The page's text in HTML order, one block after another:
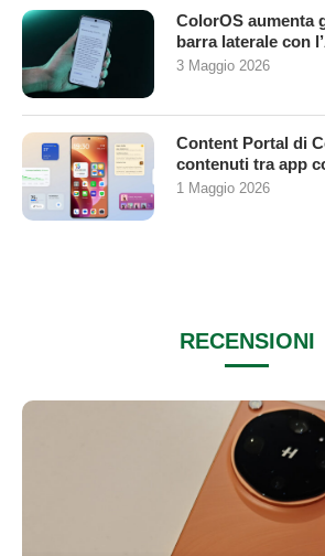
ColorOS aumenta
barra laterale con
3 Maggio 2026
Content Portal di
contenuti tra app
1 Maggio 2026
RECENSIONI